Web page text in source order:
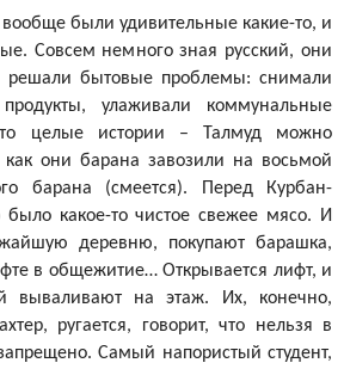
вообще были удивительные какие-то, и
Совсем немного зная русский, они
бытовые проблемы: снимали
продукты, улаживали коммунальные
целые истории – Талмуд можно
они барана завозили на восьмой
барана (смеется). Перед Курбан-
какое-то чистое свежее мясо. И
деревню, покупают барашка,
в общежитие… Открывается лифт, и
вываливают на этаж. Их, конечно,
ругается, говорит, что нельзя в
Самый напористый студент,